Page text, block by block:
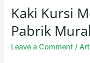
Kaki Kursi
Pabrik
Leave a Comment /